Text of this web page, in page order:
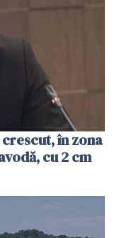
în zona
cu 2 cm